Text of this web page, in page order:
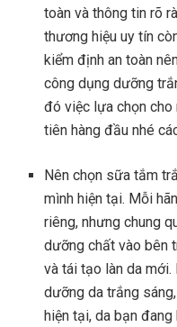
toàn và thông tin rõ
thương hiệu uy tín
kiểm định an toàn
công dụng dưỡng
đó việc lựa chọn
tiên hàng đầu nhé
Nên chọn sữa tắm
mình hiện tại. Mỗi
riêng, nhưng chung
dưỡng chất vào bên
và tái tạo làn da
dưỡng da trắng
hiện tại, da bạn